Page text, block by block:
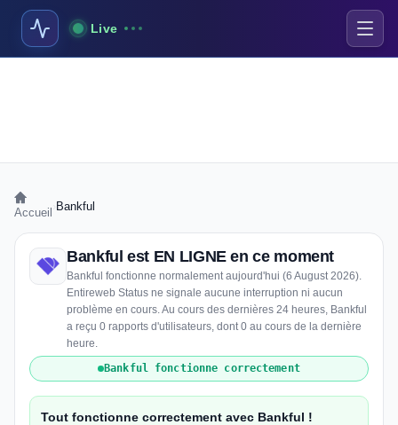
Live
Accueil Bankful
Bankful est EN LIGNE en ce moment
Bankful fonctionne normalement aujourd'hui (6 August 2026).
Entireweb Status ne signale aucune interruption ni aucun
problème en cours. Au cours des dernières 24 heures, Bankful
a reçu 0 rapports d'utilisateurs, dont 0 au cours de la dernière
heure.
Bankful fonctionne correctement
Tout fonctionne correctement avec Bankful !